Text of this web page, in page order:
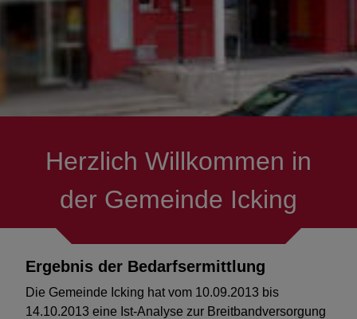
Energiewende
Oberflächenentwässerung
Kommunale Wärmeplanung
Verkehrskonzept
Bay. Förderprogramm
Austausch Beleuchtung in der
Grundschule Icking
Herzlich Willkommen in
der Gemeinde Icking
Ergebnis der Bedarfsermittlung
Die Gemeinde Icking hat vom 10.09.2013 bis
14.10.2013 eine Ist-Analyse zur Breitbandversorgung